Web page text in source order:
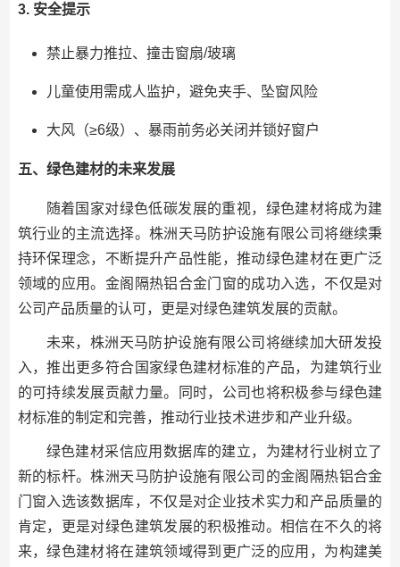
3. 安全提示
禁止暴力推拉、撞击窗扇/玻璃
儿童使用需成人监护，避免夹手、坠窗风险
大风（≥6级）、暴雨前务必关闭并锁好窗户
五、绿色建材的未来发展
随着国家对绿色低碳发展的重视，绿色建材将成为建
筑行业的主流选择。株洲天马防护设施有限公司将继续秉
持环保理念，不断提升产品性能，推动绿色建材在更广泛
领域的应用。金阁隔热铝合金门窗的成功入选，不仅是对
公司产品质量的认可，更是对绿色建筑发展的贡献。
未来，株洲天马防护设施有限公司将继续加大研发投
入，推出更多符合国家绿色建材标准的产品，为建筑行业
的可持续发展贡献力量。同时，公司也将积极参与绿色建
材标准的制定和完善，推动行业技术进步和产业升级。
绿色建材采信应用数据库的建立，为建材行业树立了
新的标杆。株洲天马防护设施有限公司的金阁隔热铝合金
门窗入选该数据库，不仅是对企业技术实力和产品质量的
肯定，更是对绿色建筑发展的积极推动。相信在不久的将
来，绿色建材将在建筑领域得到更广泛的应用，为构建美